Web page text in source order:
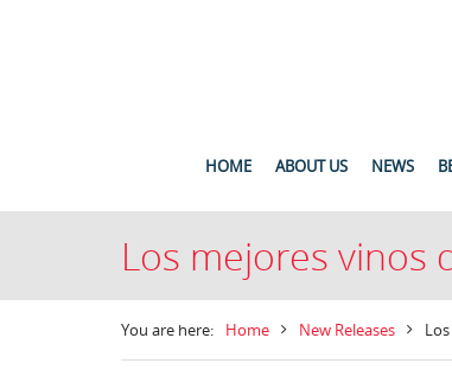
HOME ABOUT US NEWS
Los mejores vinos
You are here: Home New Releases